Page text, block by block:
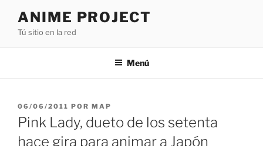
contenido
ANIME PROJECT
Tú sitio en la red
Menú
PUBLICADO
EL
06/06/2011 POR MAP
Pink Lady, dueto de los setenta
hace gira para animar a Japón